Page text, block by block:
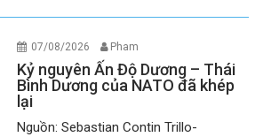
07/08/2026 Pham
Kỷ nguyên Ấn Độ Dương – Thái
Bình Dương của NATO đã khép
lại
Nguồn: Sebastian Contin Trillo-